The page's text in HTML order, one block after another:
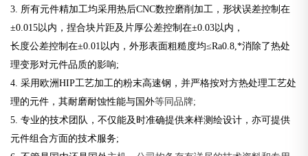
3. 所有元件精加工均采用热后CNC数控磨削加工，形状误差控制在
±0.015以内，捏合块片距及片厚公差控制在±0.03以内，
长度公差控制在±0.01以内，外形表面粗糙度均≤Ra0.8,*消除了热处
理变形对元件品质的影响;
4. 采用欧洲HIP工艺加工的粉末高速钢，并严格按对方热处理工艺处
理的元件，其耐磨耐蚀性能与国外等同品牌;
5. 专业的技术团队，不仅能及时准确提供来样测绘设计，亦可提供
元件组合方面的技术服务;